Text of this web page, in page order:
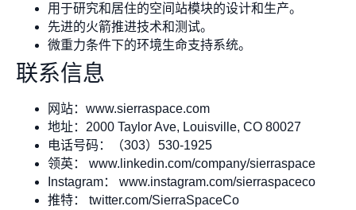
用于研究和居住的空间站模块的设计和生产。
先进的火箭推进技术和测试。
微重力条件下的环境生命支持系统。
联系信息
网站：www.sierraspace.com
地址：2000 Taylor Ave, Louisville, CO 80027
电话号码：（303）530-1925
领英： www.linkedin.com/company/sierraspace
Instagram： www.instagram.com/sierraspaceco
推特： twitter.com/SierraSpaceCo